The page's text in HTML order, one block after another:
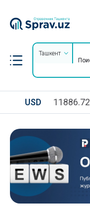
Ташкент
USD 11886.72